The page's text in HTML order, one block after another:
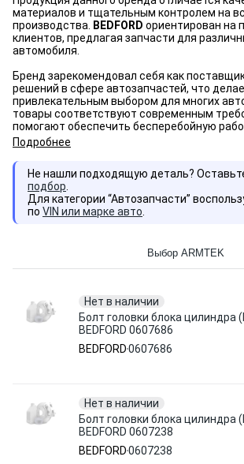
материалов и тщательным контролем на
производства.
BEDFORD ориентирован на
клиентов, предлагая запчасти для
автомобиля.
Бренд зарекомендовал себя как
решений в сфере автозапчастей, что
привлекательным выбором для многих
товары соответствуют современным
помогают обеспечить бесперебойную
Подробнее
Не нашли подходящую деталь?
подбор
Для категории “Автозапчасти”
по VIN или марке авто
Выбор ARMTEK
Нет в наличии
Болт головки блока цилиндра
BEDFORD 0607686
BEDFORD0607686
Нет в наличии
Болт головки блока цилиндра
BEDFORD 0607238
BEDFORD0607238